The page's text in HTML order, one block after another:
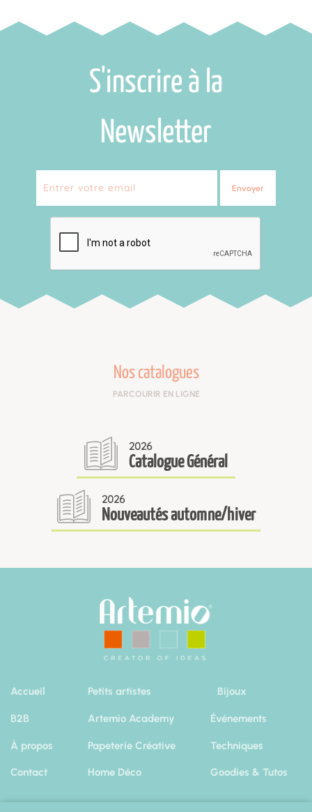
S'inscrire à la
Newsletter
Envoyer
Nos catalogues
PARCOURIR EN LIGNE
2026
Catalogue Général
2026
Nouveautés automne/hiver
Accueil
B2B
À propos
Contact
Petits artistes
Artemio Academy
Papeterie Créative
Home Déco
Bijoux
Événements
Techniques
Goodies & Tutos